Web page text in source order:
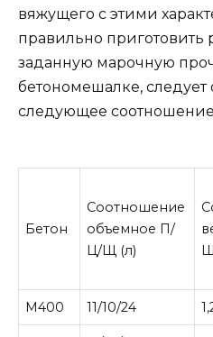
вяжущего с этими
правильно приготовить
заданную марочную
бетономешалке, следует
следующее
Бетон
Соотношение
объемное П/
Ц/Щ (л)
Щ
М400 11/10/24